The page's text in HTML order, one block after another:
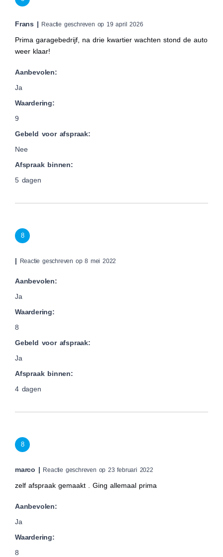
Frans | Reactie geschreven op 19 april 2026
Prima garagebedrijf, na drie kwartier wachten stond de auto
weer klaar!
Aanbevolen:
Ja
Waardering:
9
Gebeld voor afspraak:
Nee
Afspraak binnen:
5 dagen
8
| Reactie geschreven op 8 mei 2022
Aanbevolen:
Ja
Waardering:
8
Gebeld voor afspraak:
Ja
Afspraak binnen:
4 dagen
8
marco | Reactie geschreven op 23 februari 2022
zelf afspraak gemaakt . Ging allemaal prima
Aanbevolen:
Ja
Waardering:
8